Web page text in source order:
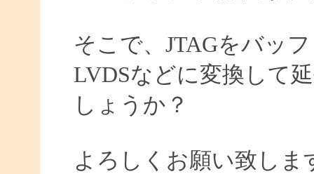
そこで、JTAGをバッ
LVDSなどに変換して
しょうか？
よろしくお願い致しま